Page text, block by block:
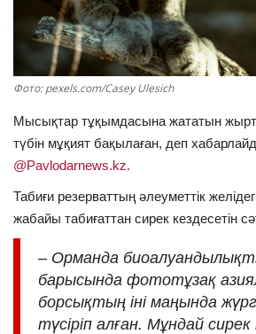
АРНАЙЫ ЖОБА
OFFICIAL
Құрылтай
Қазақша Русский
Фото: pexels.com/Casey Ulesich
Мысықтар тұқымдасына жататын
түбін мұқият бақылаған, деп
@Pavlodarnews.kz.
Табиғи резерваттың әлеуметтік
жабайы табиғаттан сирек кездесетін
– Орманда
барысында фототұзақ
борсықтың іні маңында
түсіріп алған. Мұндай сирек